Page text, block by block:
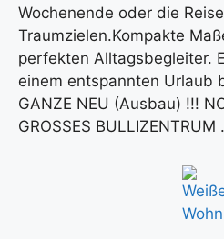
Wochenende oder die
Traumzielen.Kompakte
perfekten Alltagsbegleiter.
einem entspannten Urlaub
GANZE NEU (Ausbau) !!!
GROSSES BULLIZENTRUM